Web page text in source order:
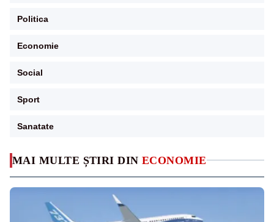
MAI MULTE ȘTIRI DIN ECONOMIE
Politica
Economie
Social
Sport
Sanatate